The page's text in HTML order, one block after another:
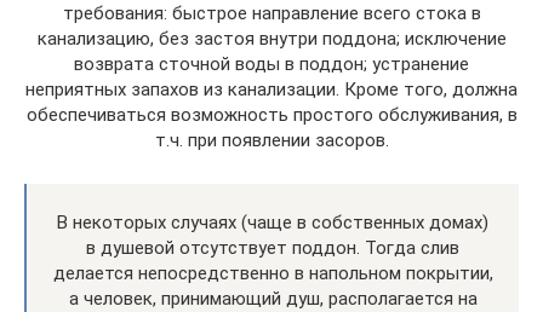
требования: быстрое направление всего стока в
канализацию, без застоя внутри поддона; исключение
возврата сточной воды в поддон; устранение
неприятных запахов из канализации. Кроме того, должна
обеспечиваться возможность простого обслуживания, в
т.ч. при появлении засоров.
В некоторых случаях (чаще в собственных домах)
в душевой отсутствует поддон. Тогда слив
делается непосредственно в напольном покрытии,
а человек, принимающий душ, располагается на